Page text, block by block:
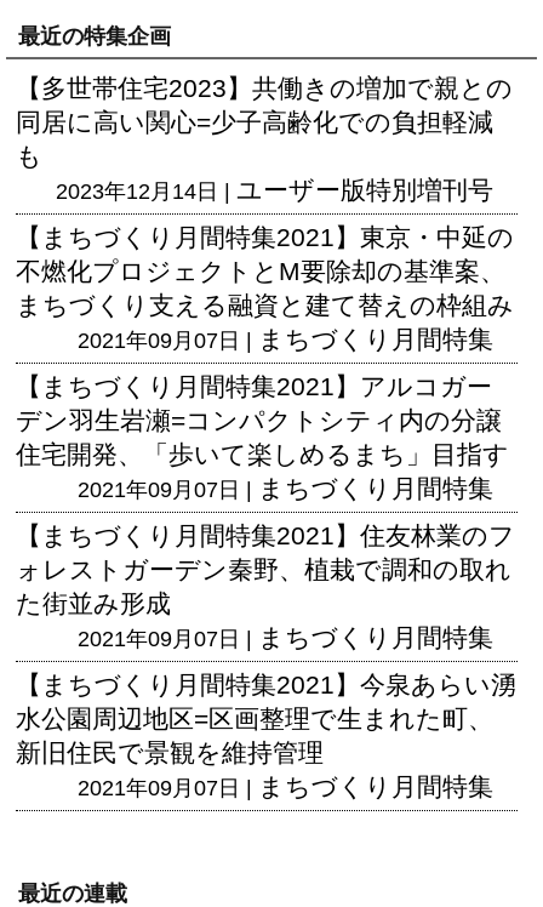
最近の特集企画
【多世帯住宅2023】共働きの増加で親との
同居に高い関心=少子高齢化での負担軽減
も
2023年12月14日 | ユーザー版特別増刊号
【まちづくり月間特集2021】東京・中延の
不燃化プロジェクトとM要除却の基準案、
まちづくり支える融資と建て替えの枠組み
2021年09月07日 | まちづくり月間特集
【まちづくり月間特集2021】アルコガー
デン羽生岩瀬=コンパクトシティ内の分譲
住宅開発、「歩いて楽しめるまち」目指す
2021年09月07日 | まちづくり月間特集
【まちづくり月間特集2021】住友林業のフ
ォレストガーデン秦野、植栽で調和の取れ
た街並み形成
2021年09月07日 | まちづくり月間特集
【まちづくり月間特集2021】今泉あらい湧
水公園周辺地区=区画整理で生まれた町、
新旧住民で景観を維持管理
2021年09月07日 | まちづくり月間特集
最近の連載